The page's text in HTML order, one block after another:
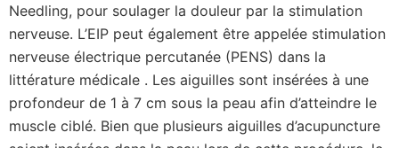
Needling, pour soulager la douleur par la stimulation
nerveuse. L’EIP peut également être appelée stimulation
nerveuse électrique percutanée (PENS) dans la
littérature médicale . Les aiguilles sont insérées à une
profondeur de 1 à 7 cm sous la peau afin d’atteindre le
muscle ciblé. Bien que plusieurs aiguilles d’acupuncture